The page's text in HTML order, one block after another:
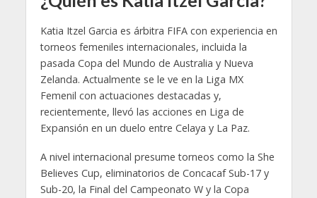
Katia Itzel Garcia es árbitra FIFA con experiencia en
torneos femeniles internacionales, incluida la
pasada Copa del Mundo de Australia y Nueva
Zelanda. Actualmente se le ve en la Liga MX
Femenil con actuaciones destacadas y,
recientemente, llevó las acciones en Liga de
Expansión en un duelo entre Celaya y La Paz.
A nivel internacional presume torneos como la She
Believes Cup, eliminatorios de Concacaf Sub-17 y
Sub-20, la Final del Campeonato W y la Copa